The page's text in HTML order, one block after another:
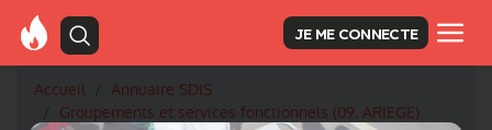
JE ME CONNECTE
Accueil
Annuaire SDIS
Groupements et services fonctionnels (09. ARIEGE)